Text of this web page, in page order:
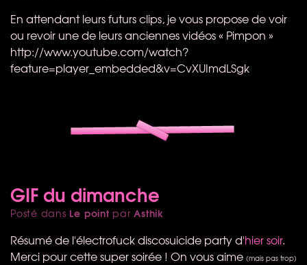
En attendant leurs futurs clips, je vous propose de voir
ou revoir une de leurs anciennes vidéos « Pimpon »
http://www.youtube.com/watch?
feature=player_embedded&v=CvXUImdLSgk
GIF du dimanche
Posté dans Le point parAsthik
Résumé de l'électrofuck discosuicide party d'hier soir.
Merci pour cette super soirée ! On vous aime (mais pas trop)